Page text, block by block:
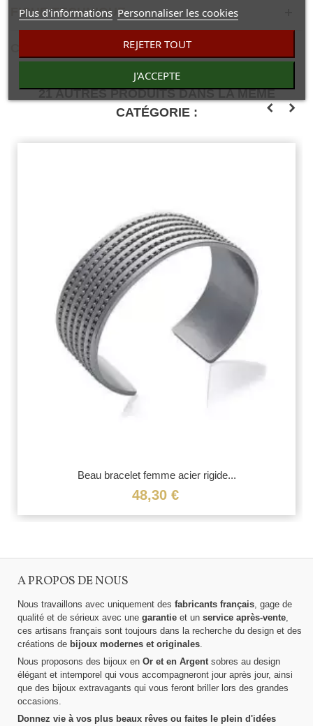
FICHE TECHNIQUE
21 AUTRES PRODUITS DANS LA MÊME
CATÉGORIE :
Beau bracelet femme acier rigide...
48,30 €
A PROPOS DE NOUS
Nous travaillons avec uniquement des fabricants français, gage de
qualité et de sérieux avec une garantie et un service après-vente,
ces artisans français sont toujours dans la recherche du design et des
créations de bijoux modernes et originales.
Nous proposons des bijoux en Or et en Argentsobres au design
élégant et intemporel qui vous accompagneront jour après jour, ainsi
que des bijoux extravagants qui vous feront briller lors des grandes
occasions.
Donnez vie à vos plus beaux rêves ou faites le plein d'idées
Plus d'informations Personnaliser les cookies
REJETER TOUT
J'ACCEPTE